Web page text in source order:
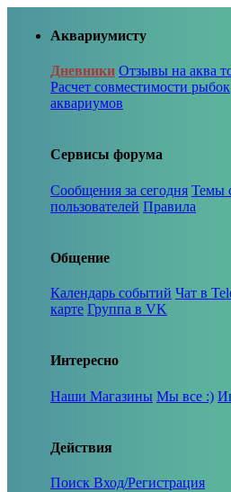
Аквариумисту
Дневники Отзывы на аква
Расчет совместимости рыбок
аквариумов
Сервисы форума
Сообщения за сегодня Темы
пользователей Правила
Общение
Календарь событий Чат в
карте Группа в VK
Интересно
Наши Магазины Мы все :)
Действия
Поиск Вход/Регистрация